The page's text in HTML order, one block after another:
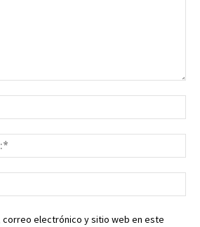
correo electrónico y sitio web en este